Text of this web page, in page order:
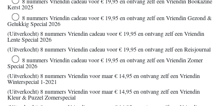
Kerst 2025
8 nummers Vriendin cadeau voor € 19,95 en ontvang zelf een Vriendin Gezond &
Gelukkig Special 2026
(Uitverkocht) 8 nummers Vriendin cadeau voor € 19,95 en ontvang zelf een Vriendin
Lente Special 2026
(Uitverkocht) 8 nummers Vriendin cadeau voor € 19,95 en ontvang zelf een Reisjournal
8 nummers Vriendin cadeau voor € 19,95 en ontvang zelf een Vriendin Zomer
Special 2026
(Uitverkocht) 8 nummers Vriendin voor maar € 14,95 en ontvang zelf een Vriendin
Winterspecial 1-2021
(Uitverkocht) 8 nummers Vriendin voor maar € 14,95 en ontvang zelf een Vriendin
Kleur & Puzzel Zomerspecial